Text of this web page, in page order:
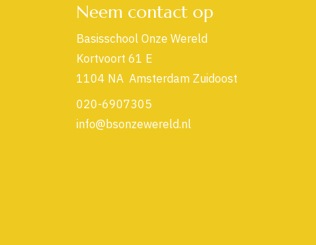
Neem contact op
Basisschool Onze Wereld
Kortvoort 61 E
1104 NA Amsterdam Zuidoost
020-6907305
info@bsonzewereld.nl